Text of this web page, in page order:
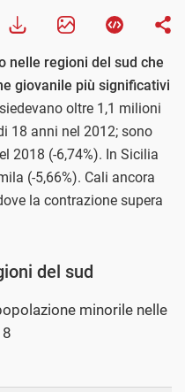
nelle regioni del sud che
giovanile più significativi
oltre 1,1 milioni
18 anni nel 2012; sono
2018 (-6,74%). In Sicilia
(-5,66%). Cali ancora
la contrazione supera
del sud
minorile nelle